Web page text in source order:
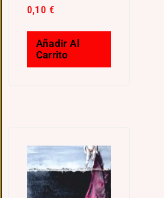
0,10 €
Añadir Al
Carrito